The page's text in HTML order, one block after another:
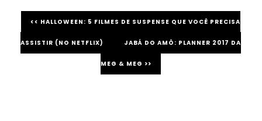
<< HALLOWEEN: 5 FILMES DE SUSPENSE QUE VOCÊ PRECISA
ASSISTIR (NO NETFLIX) JABÁ DO AMÔ: PLANNER 2017 DA
MEG & MEG >>